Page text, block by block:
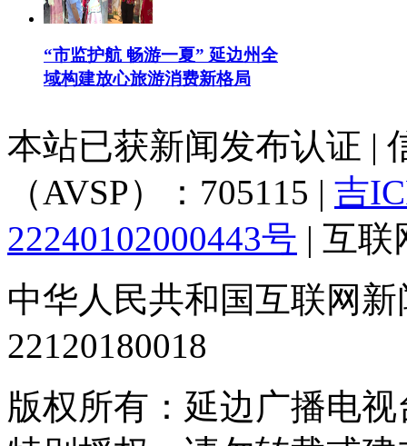
“市监护航 畅游一夏” 延边州全
域构建放心旅游消费新格局
本站已获新闻发布认证 |
（AVSP）：705115 | 吉
22240102000443号 | 互联
中华人民共和国互联网
22120180018
版权所有：延边广播电